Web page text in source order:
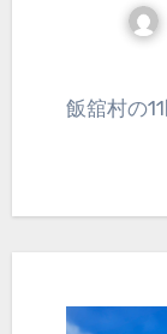
飯舘村の11区集会所で2021年11月21日、住民